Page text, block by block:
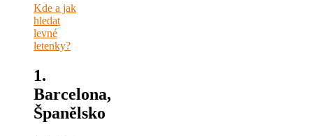
Kde a jak
hledat
levné
letenky?
1.
Barcelona,
Španělsko